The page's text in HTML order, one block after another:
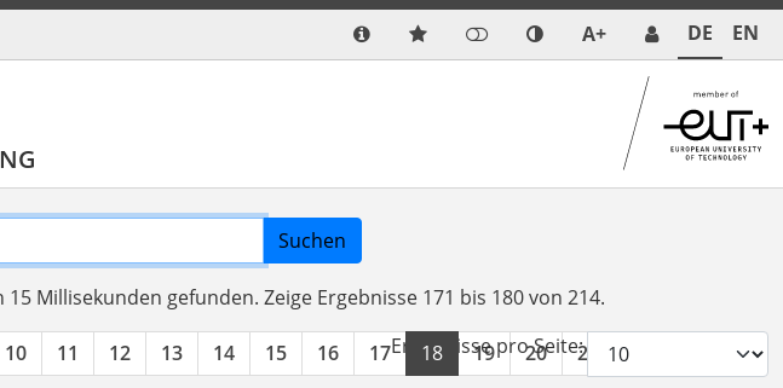
A+ DE EN
Suchen
15 Millisekunden gefunden. Zeige Ergebnisse 171 bis 180 von 214.
10 11 12 13 14 15 16 17 18 19 20 21
Ergebnisse pro Seite: